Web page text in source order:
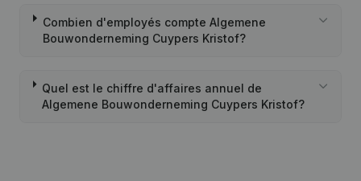
Combien d'employés compte Algemene
Bouwonderneming Cuypers Kristof?
Quel est le chiffre d'affaires annuel de
Algemene Bouwonderneming Cuypers Kristof?